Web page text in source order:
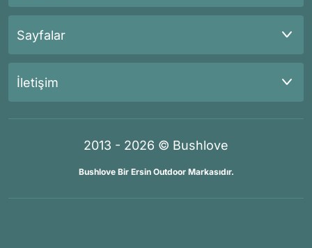
Sayfalar
İletişim
2013 - 2026 © Bushlove
Bushlove Bir Ersin Outdoor Markasıdır.